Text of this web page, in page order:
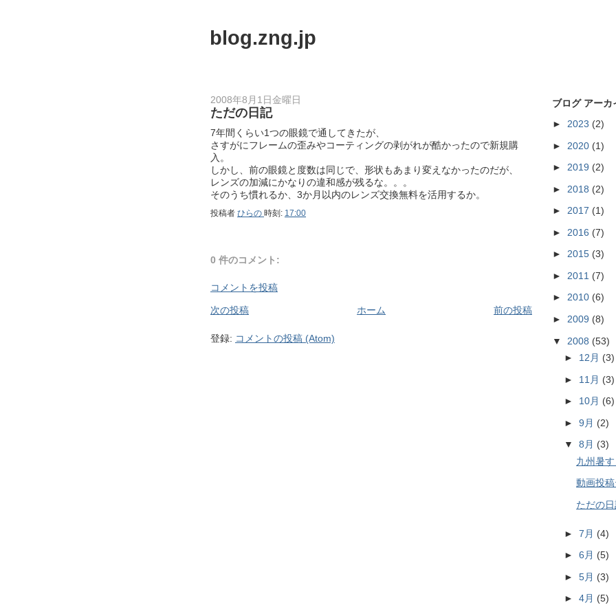
blog.zng.jp
2008年8月1日金曜日
ただの日記
7年間くらい1つの眼鏡で通してきたが、
さすがにフレームの歪みやコーティングの剥がれが酷かったので新規購
入。
しかし、前の眼鏡と度数は同じで、形状もあまり変えなかったのだが、
レンズの加減にかなりの違和感が残るな。。。
そのうち慣れるか、3か月以内のレンズ交換無料を活用するか。
投稿者 ひらの 時刻: 17:00
0 件のコメント:
コメントを投稿
次の投稿 前の投稿
ホーム
登録: コメントの投稿 (Atom)
ブログ アーカ
► 2023 (2)
► 2020 (1)
► 2019 (2)
► 2018 (2)
► 2017 (1)
► 2016 (7)
► 2015 (3)
► 2011 (7)
► 2010 (6)
► 2009 (8)
▼ 2008 (53)
► 12月 (3)
► 11月 (3)
► 10月 (6)
► 9月 (2)
▼ 8月 (3)
九州暑
動画投
ただの
► 7月 (4)
► 6月 (5)
► 5月 (3)
► 4月 (5)